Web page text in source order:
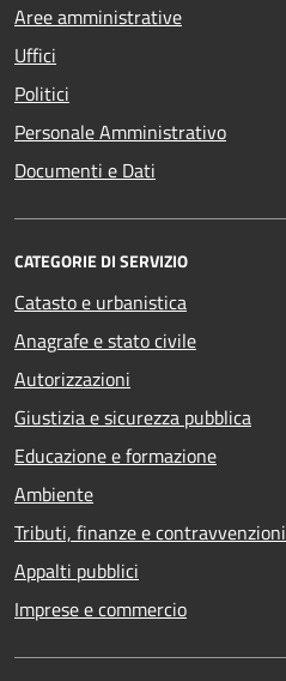
Aree amministrative
Uffici
Politici
Personale Amministrativo
Documenti e Dati
CATEGORIE DI SERVIZIO
Catasto e urbanistica
Anagrafe e stato civile
Autorizzazioni
Giustizia e sicurezza pubblica
Educazione e formazione
Ambiente
Tributi, finanze e contravvenzioni
Appalti pubblici
Imprese e commercio